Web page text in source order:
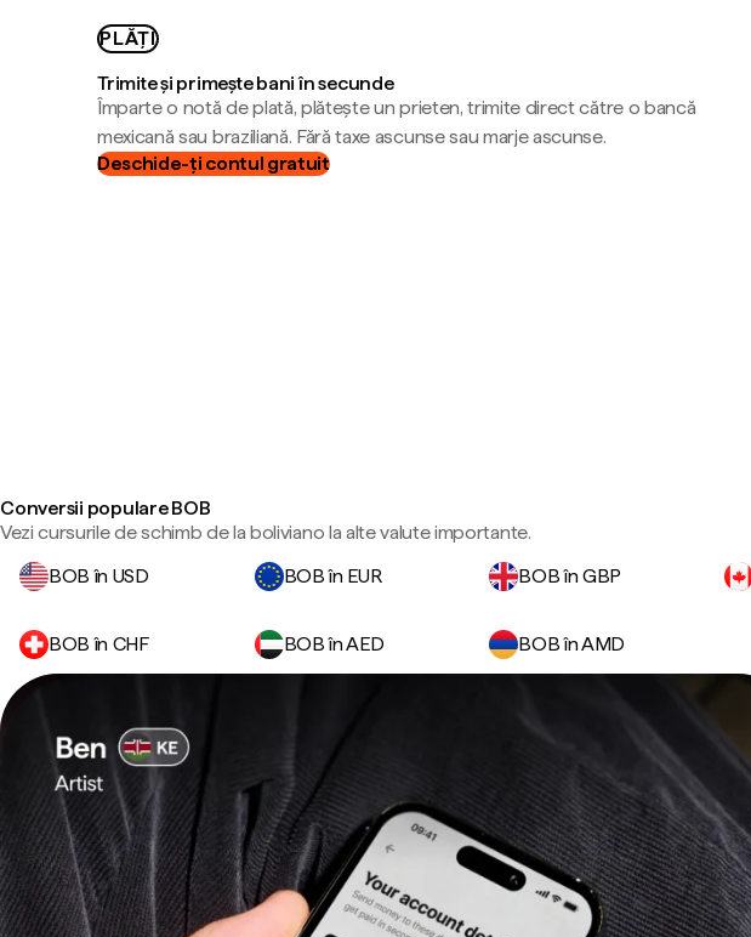
PLĂȚI
Trimite și primește bani în secunde
Împarte o notă de plată, plătește un prieten, trimite direct către o bancă
mexicană sau braziliană. Fără taxe ascunse sau marje ascunse.
Deschide-ți contul gratuit
Conversii populare BOB
Vezi cursurile de schimb de la boliviano la alte valute importante.
BOB în USD
BOB în EUR BOB în GBP
BOB în CHF BOB în AED BOB în AMD